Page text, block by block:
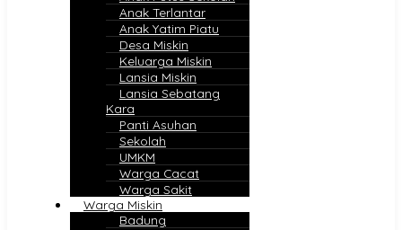
Anak Terlantar
Anak Yatim Piatu
Desa Miskin
Keluarga Miskin
Lansia Miskin
Lansia Sebatang
Kara
Panti Asuhan
Sekolah
UMKM
Warga Cacat
Warga Sakit
Warga Miskin
Badung